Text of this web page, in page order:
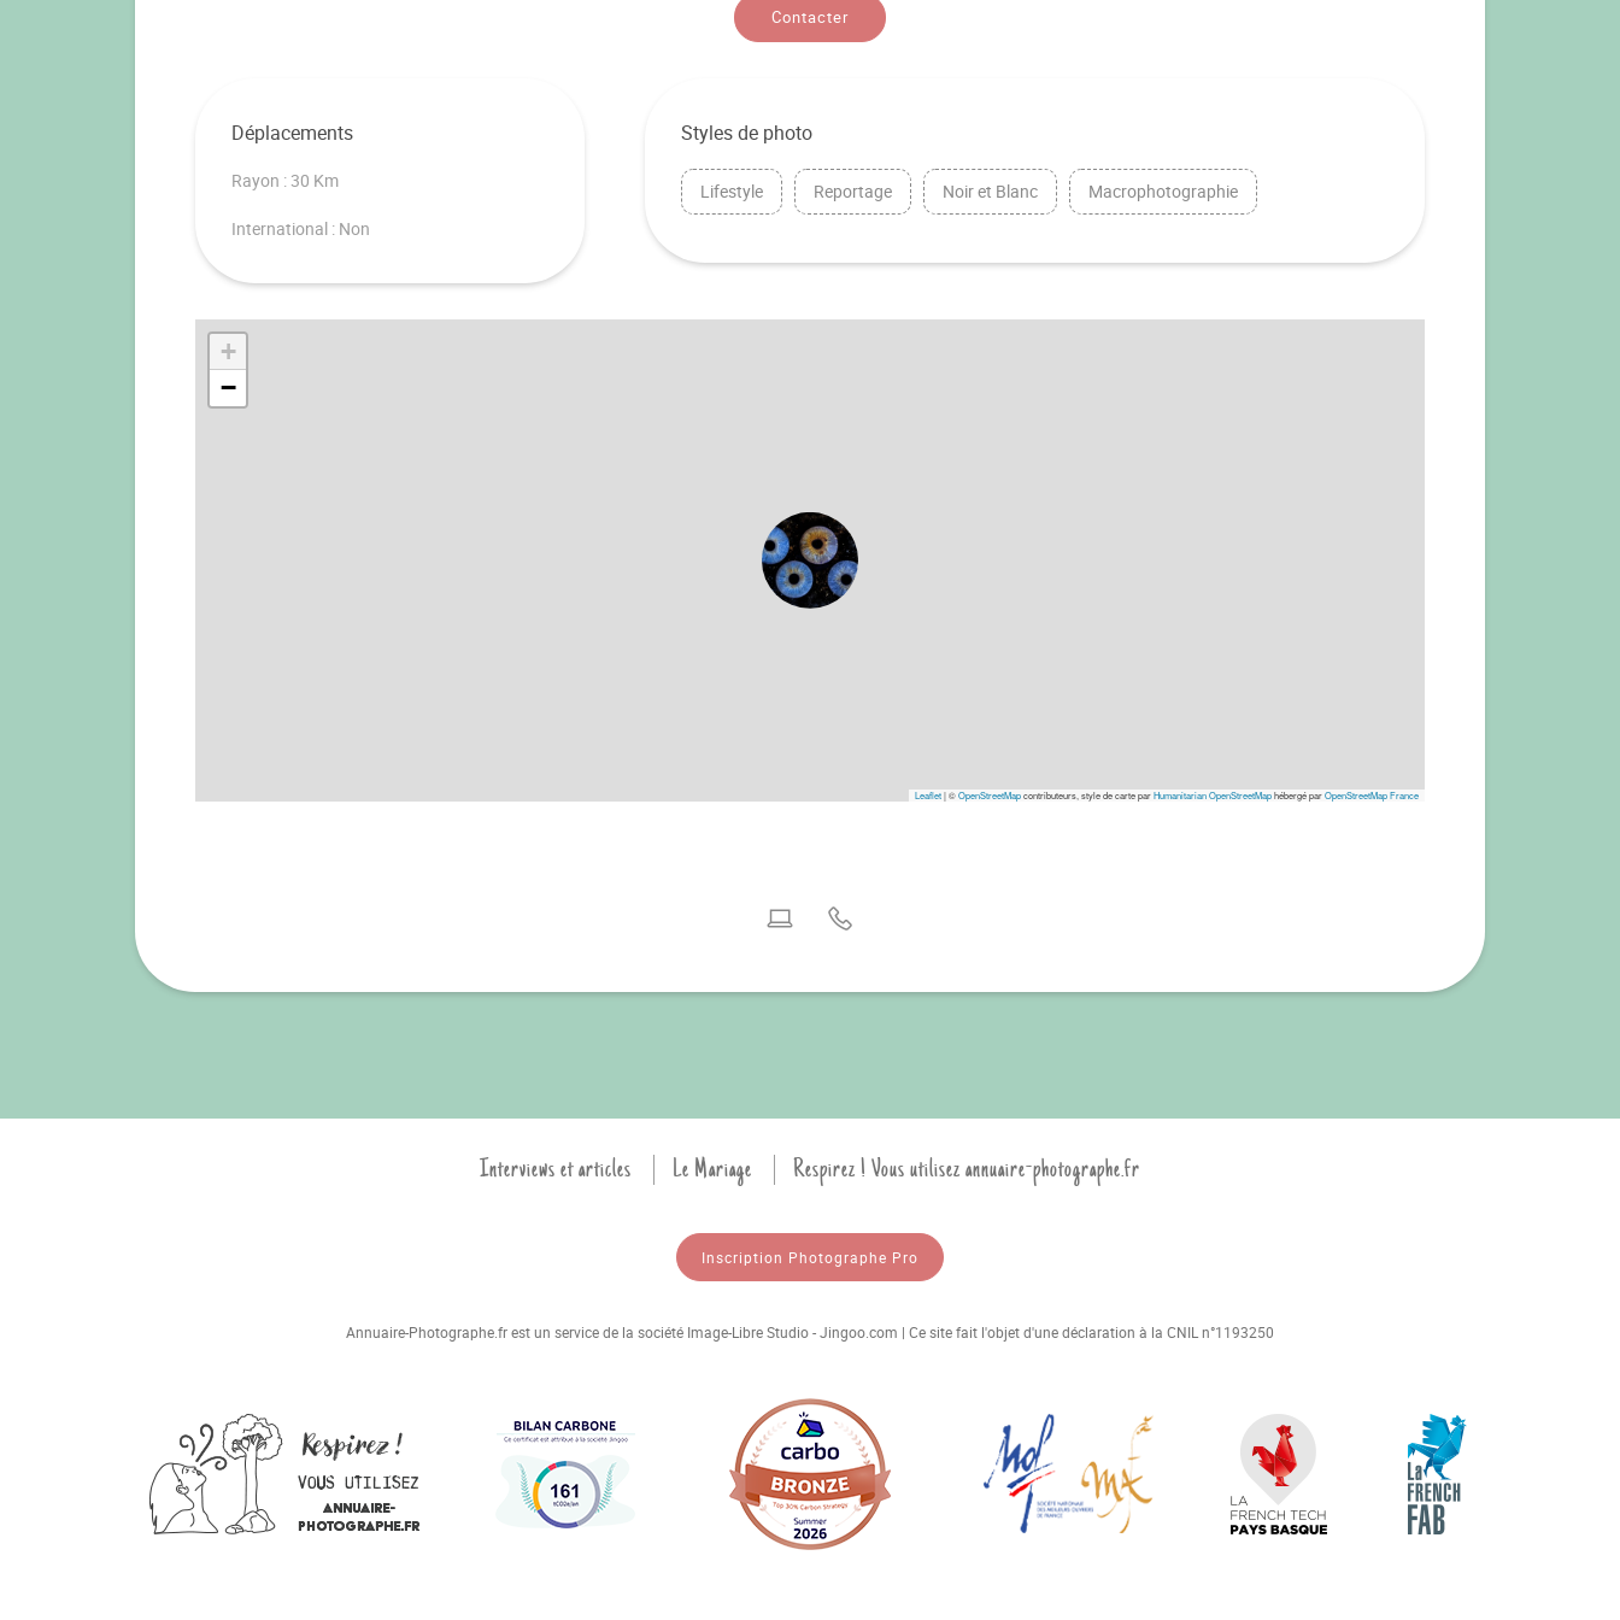
Contacter
Déplacements
Rayon : 30 Km
International : Non
Styles de photo
Lifestyle Reportage Noir et Blanc Macrophotographie
+
−
Leaflet|©OpenStreetMapcontributeurs, style de carte parHumanitarian OpenStreetMaphébergé parOpenStreetMap France
Interviews et articles Le Mariage Respirez ! Vous utilisez annuaire-photographe.fr
Inscription Photographe Pro
Annuaire-Photographe.fr est un service de la société Image-Libre Studio - Jingoo.com | Ce site fait l'objet d'une déclaration à la CNIL n°1193250